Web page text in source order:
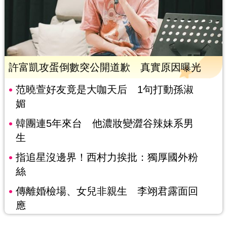
許富凱攻蛋倒數突公開道歉 真實原因曝光
范曉萱好友竟是大咖天后 1句打動孫淑
媚
韓團連5年來台 他濃妝變澀谷辣妹系男
生
指追星沒邊界！西村力挨批：獨厚國外粉
絲
傳離婚檢場、女兒非親生 李翊君露面回
應